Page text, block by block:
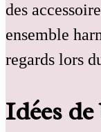
des
ensemble
regards lors
Idées